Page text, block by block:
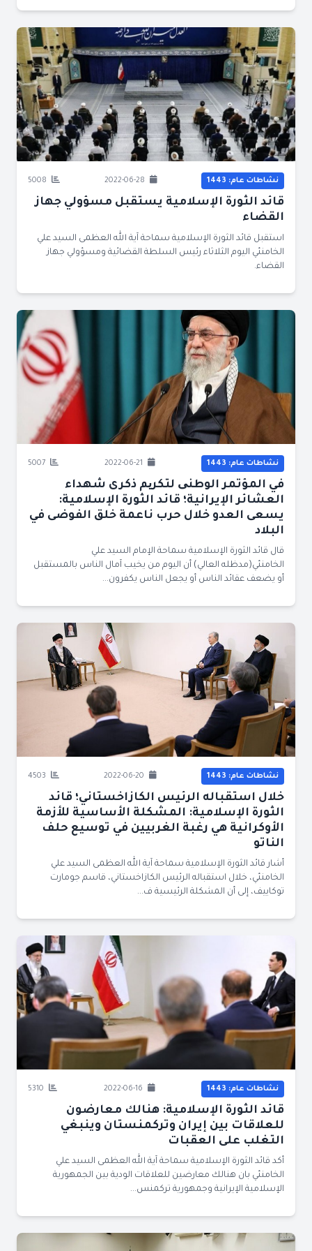
نشاطات عام: 1443
قائد الثورة الإسلامية يستقبل مسؤولي جهاز
القضاء
استقبل قائد الثورة الإسلامية سماحة آية الله العظمى السيد علي
الخامنئي اليوم الثلاثاء رئيس السلطة القضائية ومسؤولي جهاز
القضاء.
نشاطات عام: 1443
في المؤتمر الوطنی لتكریم ذكرى شهداء
العشائر الإيرانية؛ قائد الثورة الإسلامية:
يسعى العدو خلال حرب ناعمة خلق الفوضى في
البلاد
قال قائد الثورة الإسلامية سماحة الإمام السيد علي
الخامنئي(مدظله العالي) أن اليوم من يخيب آمال الناس بالمستقبل
أو يضعف عقائد الناس أو يجعل الناس يكفرون...
نشاطات عام: 1443
خلال استقباله الرئيس الكازاخستاني؛ قائد
الثورة الإسلامية: المشكلة الأساسية للأزمة
الأوكرانية هي رغبة الغربيين في توسيع حلف
الناتو
أشار قائد الثورة الإسلامية سماحة آية الله العظمى السيد علي
الخامنئي، خلال استقباله الرئيس الكازاخستاني، قاسم جومارت
توكاييف، إلى أن المشكلة الرئيسية ف...
نشاطات عام: 1443
قائد الثورة الإسلامية: هنالك معارضون
للعلاقات بين إيران وتركمنستان وينبغي
التغلب على العقبات
أكد قائد الثورة الإسلامية سماحة آية الله العظمى السيد علي
الخامنئي بان هنالك معارضين للعلاقات الودية بين الجمهورية
الإسلامية الإيرانية وجمهورية تركمنس...